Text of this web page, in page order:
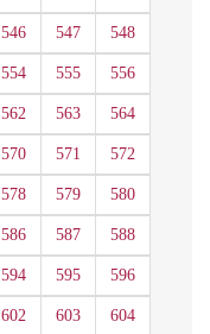
546 547 548
554 555 556
562 563 564
570 571 572
578 579 580
586 587 588
594 595 596
602 603 604